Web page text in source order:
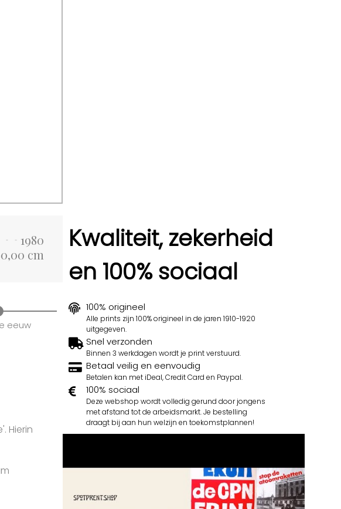
1980
cm
eeuw
Hierin
Kwaliteit, zekerheid
en 100% sociaal
100% origineel
Alle prints zijn 100% origineel in de jaren 1910-1920
uitgegeven.
Snel verzonden
Binnen 3 werkdagen wordt je print verstuurd.
Betaal veilig en eenvoudig
Betalen kan met iDeal, Credit Card en Paypal.
100% sociaal
Deze webshop wordt volledig gerund door jongens
met afstand tot de arbeidsmarkt. Je bestelling
draagt bij aan hun welzijn en toekomstplannen!